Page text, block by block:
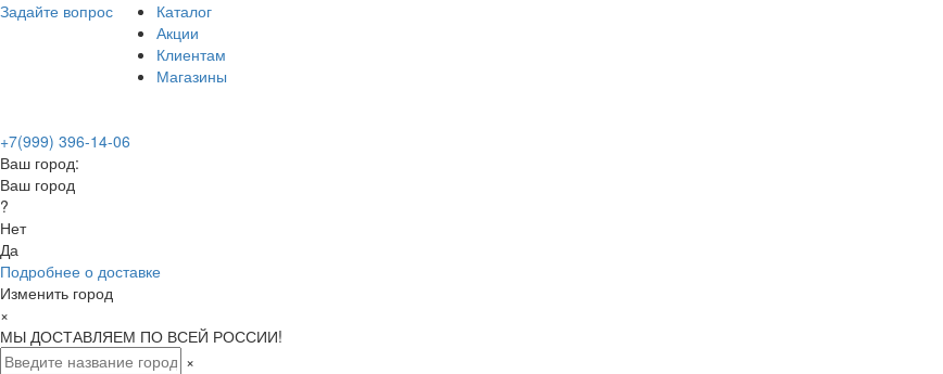
Задайте вопрос
Каталог
Акции
Клиентам
Магазины
+7(999) 396-14-06
Ваш город:
Ваш город
?
Нет
Да
Подробнее о доставке
Изменить город
×
МЫ ДОСТАВЛЯЕМ ПО ВСЕЙ РОССИИ!
×